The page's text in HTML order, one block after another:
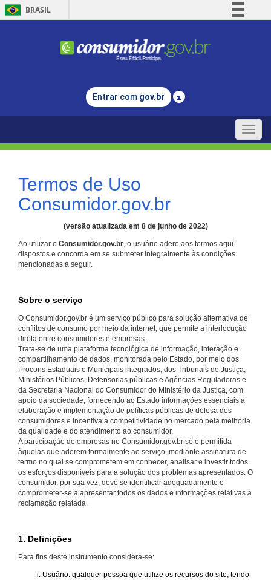
BRASIL
Comunica BR
Legislação
Entrar com gov.br
Toggle
Termos de Uso
Consumidor.gov.br
(versão atualizada em 8 de junho de 2022)
Ao utilizar o Consumidor.gov.br, o usuário adere aos termos aqui
dispostos e concorda em se submeter integralmente às condições
mencionadas a seguir.
Sobre o serviço
O Consumidor.gov.br é um serviço público para solução alternativa de
conflitos de consumo por meio da internet, que permite a interlocução
direta entre consumidores e empresas.
Trata-se de uma plataforma tecnológica de informação, interação e
compartilhamento de dados, monitorada pelo Estado, por meio dos
Procons Estaduais e Municipais integrados, dos Tribunais de Justiça,
Ministérios Públicos, Defensorias públicas e Agências Reguladoras e
da Secretaria Nacional do Consumidor do Ministério da Justiça, com
apoio da sociedade, fornecendo ao Estado informações essenciais à
elaboração e implementação de políticas públicas de defesa dos
consumidores e incentiva a competitividade no mercado pela melhoria
da qualidade e do atendimento ao consumidor.
A participação de empresas no Consumidor.gov.br só é permitida
àquelas que aderem formalmente ao serviço, mediante assinatura de
termo no qual se comprometem em conhecer, analisar e investir todos
os esforços disponíveis para a solução dos problemas apresentados. O
consumidor, por sua vez, deve se identificar adequadamente e
comprometer-se a apresentar todos os dados e informações relativas à
reclamação relatada.
1. Definições
Para fins deste instrumento considera-se:
Usuário: qualquer pessoa que utilize os recursos do site, tendo